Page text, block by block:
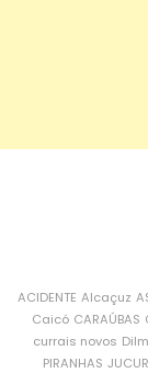
ACIDENTE Alcaçuz
Caicó CARAÚBAS
currais novos
PIRANHAS